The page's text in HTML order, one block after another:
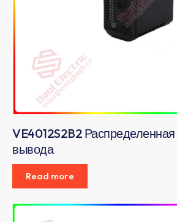
VE4012S2B2
вывода
Read more